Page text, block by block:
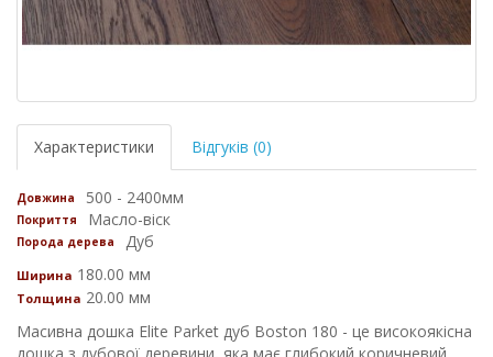
Характеристики Відгуків (0)
Довжина 500 - 2400мм
Покриття Масло-віск
Порода дерева Дуб
Ширина 180.00 мм
Толщина 20.00 мм
Масивна дошка Elite Parket дуб Boston 180 - це високоякісна